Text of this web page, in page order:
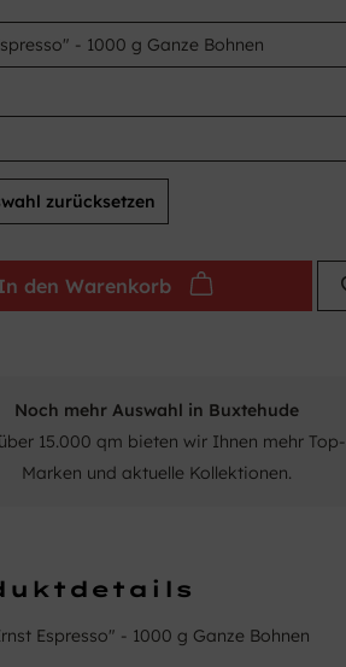
zurücksetzen
den Warenkorb
Noch mehr Auswahl in Buxtehude
15.000 qm bieten wir Ihnen mehr Top-
Marken und aktuelle Kollektionen.
Espresso" - 1000 g Ganze Bohnen